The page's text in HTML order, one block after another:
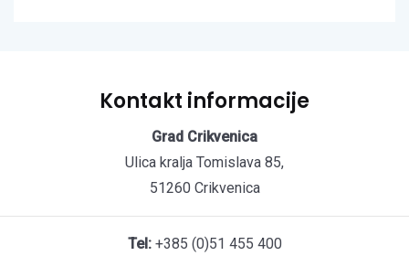
Kontakt informacije
Grad Crikvenica
Ulica kralja Tomislava 85,
51260 Crikvenica
Tel:+385 (0)51 455 400